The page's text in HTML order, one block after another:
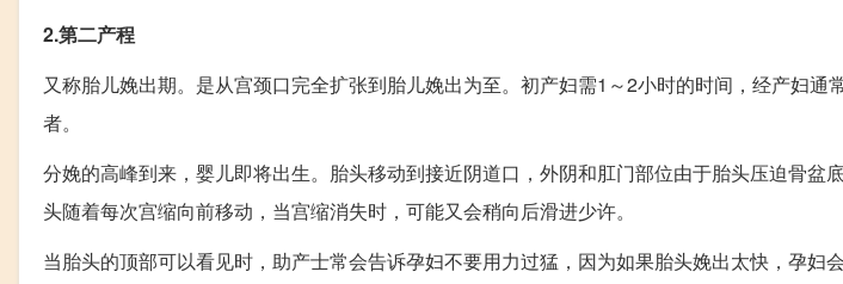
2.第二产程
又称胎儿娩出期。是从宫颈口完全扩张到胎儿娩出为至。初产妇需1～2小时的时间，经产妇通
者。
分娩的高峰到来，婴儿即将出生。胎头移动到接近阴道口，外阴和肛门部位由于胎头压迫骨盆
头随着每次宫缩向前移动，当宫缩消失时，可能又会稍向后滑进少许。
当胎头的顶部可以看见时，助产士常会告诉孕妇不要用力过猛，因为如果胎头娩出太快，孕妇